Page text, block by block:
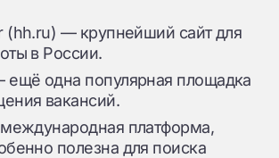
(hh.ru) — крупнейший сайт для
в России.
ещё одна популярная площадка
вакансий.
платформа,
полезна для поиска